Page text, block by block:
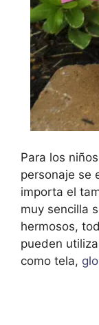
Para los
personaje se
importa el
muy sencilla
hermosos,
pueden
como tela,